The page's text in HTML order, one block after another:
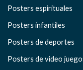
Posters espirituales
Posters infantiles
Posters de deportes
Posters de video